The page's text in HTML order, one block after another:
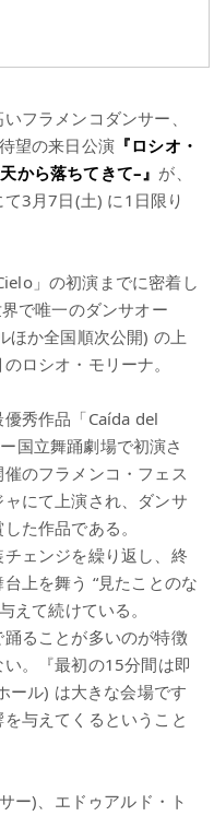
フラメンコダンサー、
望の来日公演 『ロシオ・
ら落ちてきて–』 が、
3月7日(土) に1日限り
」の初演までに密着し
で唯一のダンサオー
ほか全国順次公開) の上
ロシオ・モリーナ。
秀作品「Caída del
国立舞踊劇場で初演さ
のフラメンコ・フェス
にて上演され、ダンサ
た作品である。
ェンジを繰り返し、終
上を舞う “見たことのな
えて続けている。
ることが多いのが特徴
。『最初の15分間は即
ール) は大きな会場です
与えてくるということ
ー)、エドゥアルド・ト